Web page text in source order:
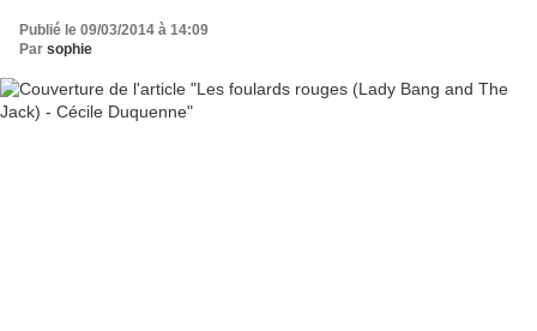
Publié le 09/03/2014 à 14:09
Par sophie